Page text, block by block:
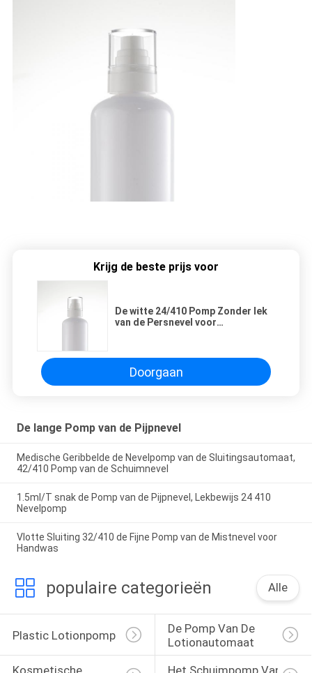
Krijg de beste prijs voor
De witte 24/410 Pomp Zonder lek
van de Persnevel voor
Doorgaan
De lange Pomp van de Pijpnevel
Medische Geribbelde de Nevelpomp van de Sluitingsautomaat,
42/410 Pomp van de Schuimnevel
1.5ml/T snak de Pomp van de Pijpnevel, Lekbewijs 24 410
Nevelpomp
Vlotte Sluiting 32/410 de Fijne Pomp van de Mistnevel voor
Handwas
populaire categorieën Alle
Plastic Lotionpomp
De Pomp Van De
Lotionautomaat
Kosmetische
Het Schuimpomp Van